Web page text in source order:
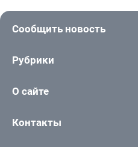
Сообщить новость
Рубрики
О сайте
Контакты